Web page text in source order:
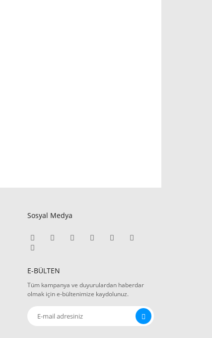
Sosyal Medya
E-BÜLTEN
Tüm kampanya ve duyurulardan haberdar
olmak için e-bültenimize kaydolunuz.